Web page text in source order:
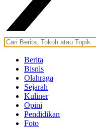
Berita
Bisnis
Olahraga
Sejarah
Kuliner
Opini
Pendidikan
Foto